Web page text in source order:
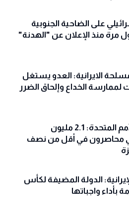
على الضاحية الجنوبية
مرة منذ الإعلان عن "الهدنة"
الايرانية: العدو يستغل
لممارسة الخداع وإلحاق الضرر
متحدث الأمم المتحدة: 2.1 مليون
محاصرون في أقل من نصف
الدولة المضيفة لكأس
بأداء واجباتها